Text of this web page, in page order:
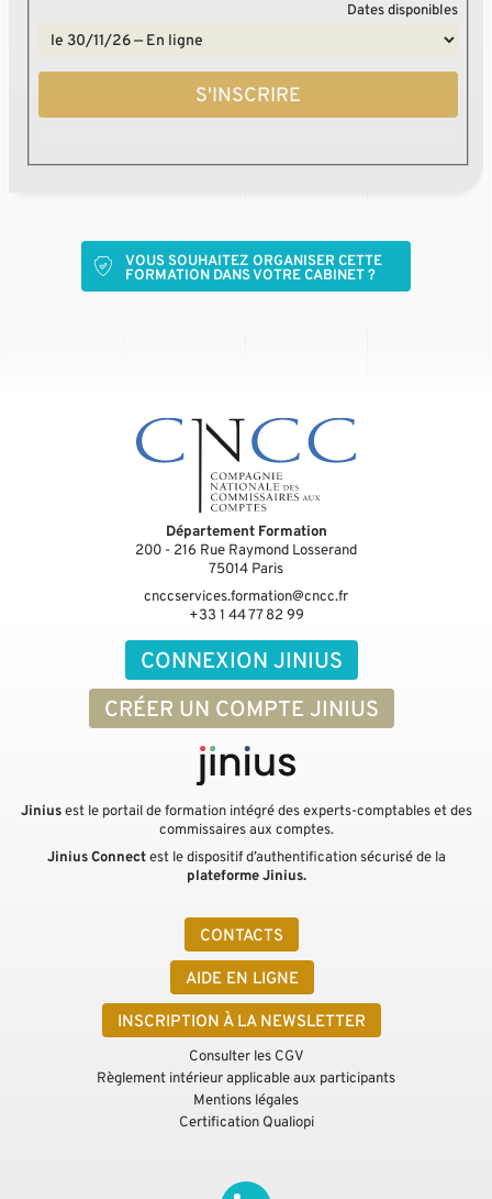
Dates disponibles
S'INSCRIRE
VOUS SOUHAITEZ ORGANISER CETTE
FORMATION DANS VOTRE CABINET ?
CONNEXION JINIUS
CRÉER UN COMPTE JINIUS
CONTACTS
AIDE EN LIGNE
INSCRIPTION À LA NEWSLETTER
Département Formation
200 - 216 Rue Raymond Losserand
75014 Paris
cnccservices.formation@cncc.fr
+33 1 44 77 82 99
Jiniusest le portail de formation intégré des experts-comptables et des
commissaires aux comptes.
Jinius Connectest le dispositif d’authentification sécurisé de la
plateforme Jinius.
Consulter les CGV
Règlement intérieur applicable aux participants
Mentions légales
Certification Qualiopi